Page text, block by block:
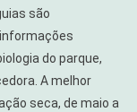
são
do parque,
A melhor
seca, de maio a